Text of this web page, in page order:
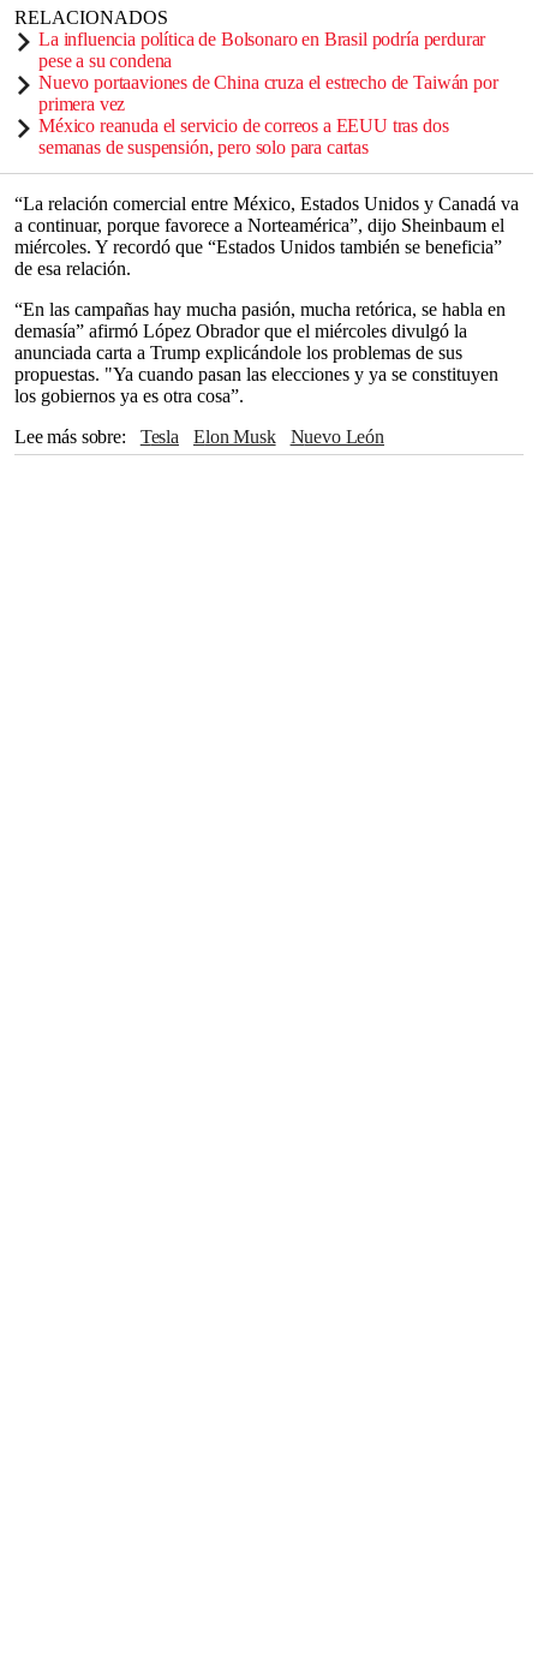
RELACIONADOS
La influencia política de Bolsonaro en Brasil podría perdurar
pese a su condena
Nuevo portaaviones de China cruza el estrecho de Taiwán por
primera vez
México reanuda el servicio de correos a EEUU tras dos
semanas de suspensión, pero solo para cartas
“La relación comercial entre México, Estados Unidos y Canadá va
a continuar, porque favorece a Norteamérica”, dijo Sheinbaum el
miércoles. Y recordó que “Estados Unidos también se beneficia”
de esa relación.
“En las campañas hay mucha pasión, mucha retórica, se habla en
demasía” afirmó López Obrador que el miércoles divulgó la
anunciada carta a Trump explicándole los problemas de sus
propuestas. "Ya cuando pasan las elecciones y ya se constituyen
los gobiernos ya es otra cosa”.
Lee más sobre
Tesla Elon Musk
Nuevo León